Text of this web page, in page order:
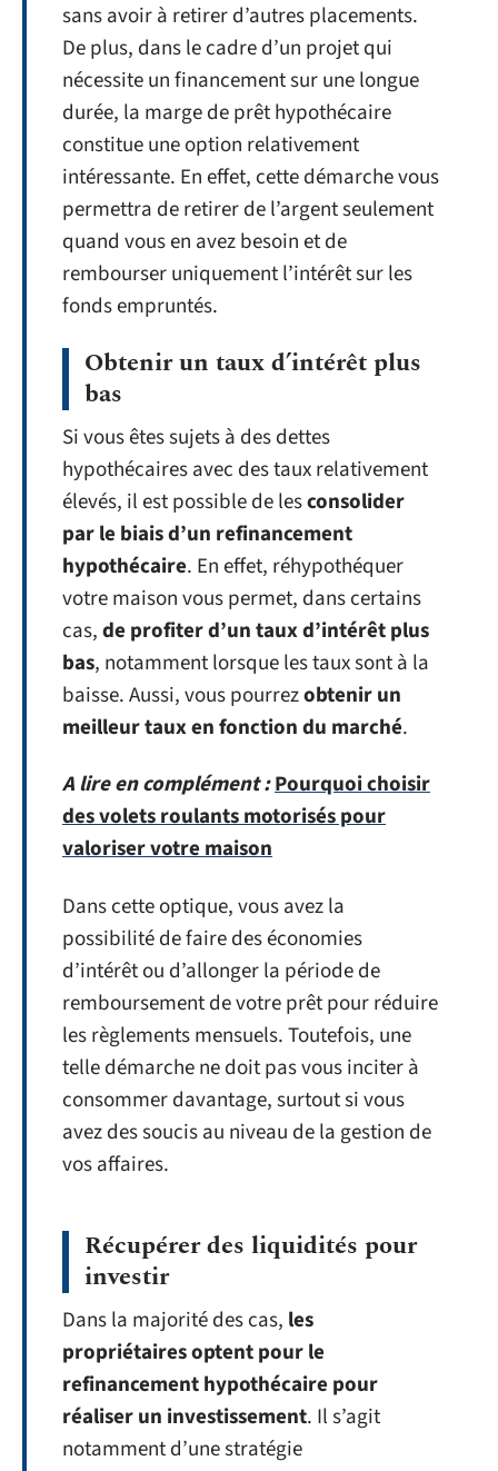
sans avoir à retirer d’autres placements.
De plus, dans le cadre d’un projet qui
nécessite un financement sur une longue
durée, la marge de prêt hypothécaire
constitue une option relativement
intéressante. En effet, cette démarche vous
permettra de retirer de l’argent seulement
quand vous en avez besoin et de
rembourser uniquement l’intérêt sur les
fonds empruntés.
Obtenir un taux d’intérêt plus
bas
Si vous êtes sujets à des dettes
hypothécaires avec des taux relativement
élevés, il est possible de lesconsolider
par le biais d’un refinancement
hypothécaire. En effet, réhypothéquer
votre maison vous permet, dans certains
cas,de profiter d’un taux d’intérêt plus
bas, notamment lorsque les taux sont à la
baisse. Aussi, vous pourrezobtenir un
meilleur taux en fonction du marché.
A lire en complément :Pourquoi choisir
des volets roulants motorisés pour
valoriser votre maison
Dans cette optique, vous avez la
possibilité de faire des économies
d’intérêt ou d’allonger la période de
remboursement de votre prêt pour réduire
les règlements mensuels. Toutefois, une
telle démarche ne doit pas vous inciter à
consommer davantage, surtout si vous
avez des soucis au niveau de la gestion de
vos affaires.
Récupérer des liquidités pour
investir
Dans la majorité des cas, les
propriétaires optent pour le
refinancement hypothécaire pour
réaliser un investissement. Il s’agit
notamment d’une stratégie